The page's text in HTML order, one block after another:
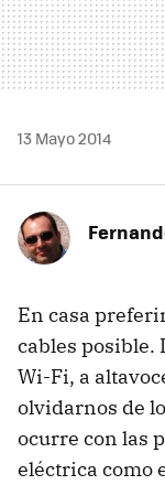
13 Mayo 2014
En casa
cables posible.
Wi-Fi, a
olvidarnos de
ocurre con las
eléctrica como